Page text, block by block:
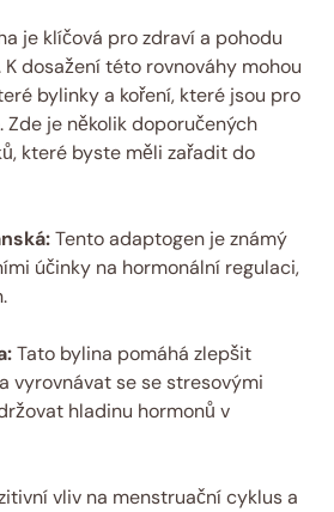
je klíčová pro zdraví a pohodu
dosažení této rovnováhy mohou
bylinky a koření, které jsou pro
Zde je několik doporučených
které byste měli zařadit do
Tento adaptogen je známý
účinky na hormonální regulaci,
Tato bylina pomáhá zlepšit
vyrovnávat se se stresovými
hladinu hormonů v
vliv na menstruační cyklus a